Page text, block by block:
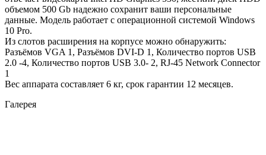
объемом 500 Gb надежно сохранит ваши персональные
данные. Модель работает с операционной системой Windows
10 Pro.
Из слотов расширения на корпусе можно обнаружить:
Разъёмов VGA 1, Разъёмов DVI-D 1, Количество портов USB
2.0 -4, Количество портов USB 3.0- 2, RJ-45 Network Connector
1
Вес аппарата составляет 6 кг, срок гарантии 12 месяцев.
Галерея